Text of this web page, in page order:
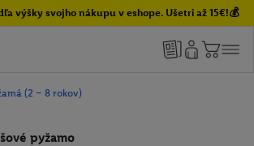
výšky svojho nákupu v eshope. Ušetri až 15€!💰
(2 – 8 rokov)
pyžamo